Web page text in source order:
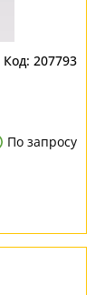
207793
По запросу